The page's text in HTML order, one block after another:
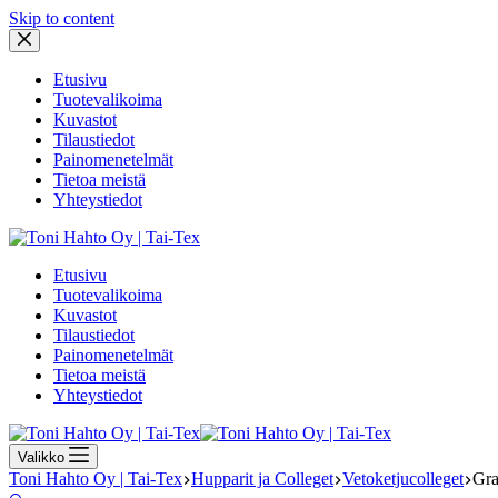
Skip to content
Etusivu
Tuotevalikoima
Kuvastot
Tilaustiedot
Painomenetelmät
Tietoa meistä
Yhteystiedot
Etusivu
Tuotevalikoima
Kuvastot
Tilaustiedot
Painomenetelmät
Tietoa meistä
Yhteystiedot
Valikko
Toni Hahto Oy | Tai-Tex Hupparit ja Colleget Vetoketjucolleget